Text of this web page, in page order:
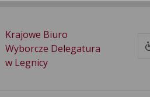
Krajowe Biuro
Wyborcze Delegatura
w Legnicy